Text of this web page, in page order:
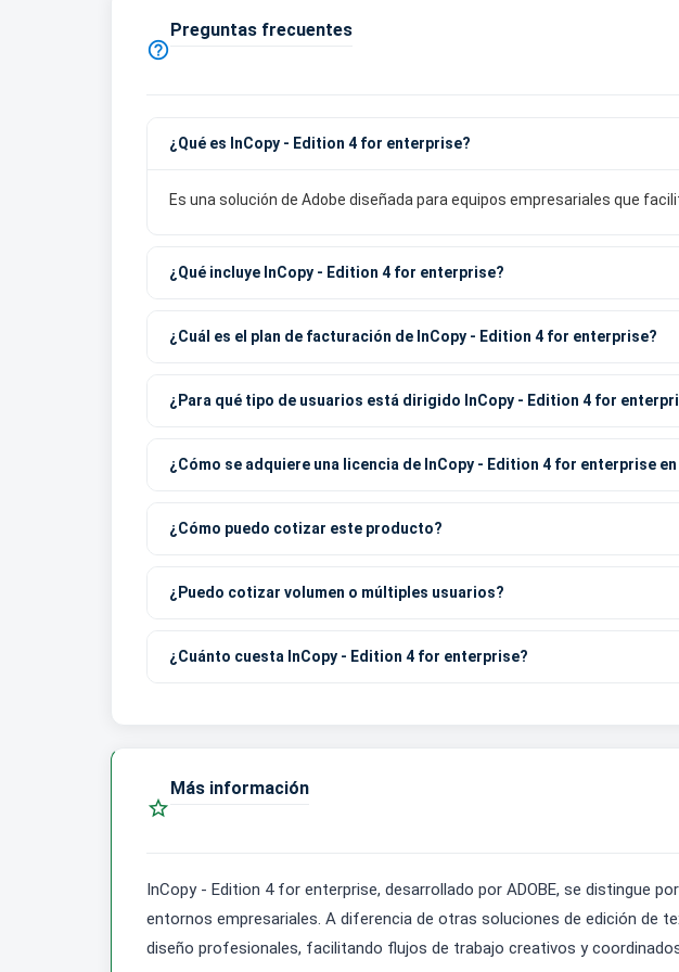

Preguntas frecuentes
¿Qué es InCopy - Edition 4 for enterprise?
Es una solución de Adobe diseñada para equipos empresariales que
¿Qué incluye InCopy - Edition 4 for enterprise?
¿Cuál es el plan de facturación de InCopy - Edition 4 for enterprise?
¿Para qué tipo de usuarios está dirigido InCopy - Edition 4 for
¿Cómo se adquiere una licencia de InCopy - Edition 4 for enterprise
¿Cómo puedo cotizar este producto?
¿Puedo cotizar volumen o múltiples usuarios?
¿Cuánto cuesta InCopy - Edition 4 for enterprise?

Más información
InCopy - Edition 4 for enterprise, desarrollado por ADOBE, se distingue
entornos empresariales. A diferencia de otras soluciones de edición de
diseño profesionales, facilitando flujos de trabajo creativos y